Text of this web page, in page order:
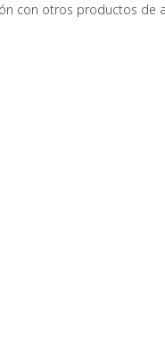
con otros productos de